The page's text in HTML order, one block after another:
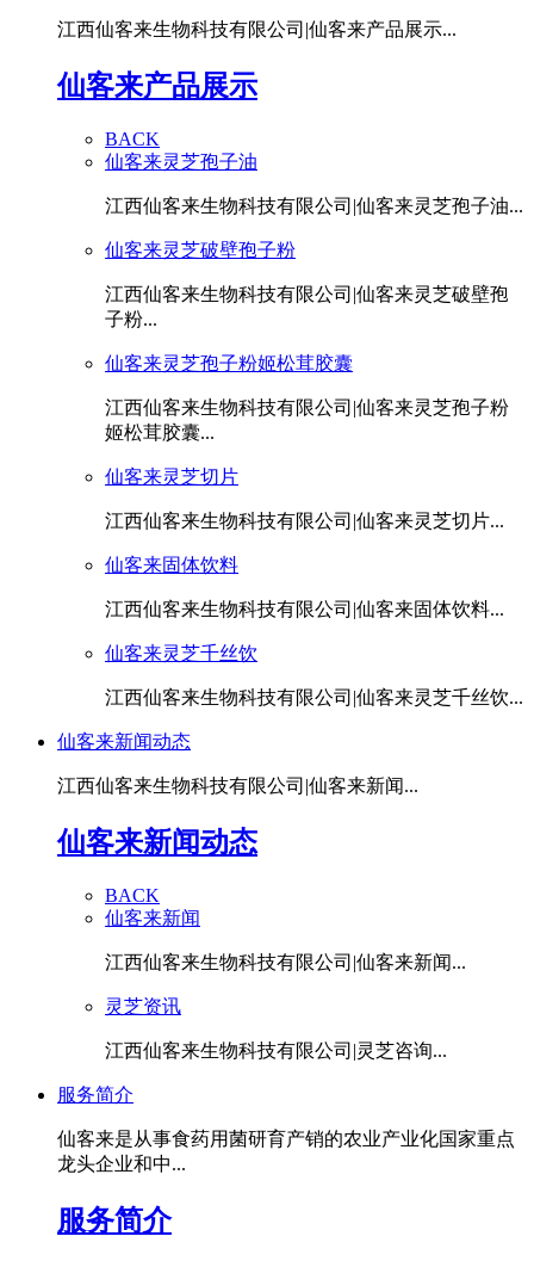
江西仙客来生物科技有限公司|仙客来产品展示...
仙客来产品展示
BACK
仙客来灵芝孢子油
江西仙客来生物科技有限公司|仙客来灵芝孢子油...
仙客来灵芝破壁孢子粉
江西仙客来生物科技有限公司|仙客来灵芝破壁孢
子粉...
仙客来灵芝孢子粉姬松茸胶囊
江西仙客来生物科技有限公司|仙客来灵芝孢子粉
姬松茸胶囊...
仙客来灵芝切片
江西仙客来生物科技有限公司|仙客来灵芝切片...
仙客来固体饮料
江西仙客来生物科技有限公司|仙客来固体饮料...
仙客来灵芝千丝饮
江西仙客来生物科技有限公司|仙客来灵芝千丝饮...
仙客来新闻动态
江西仙客来生物科技有限公司|仙客来新闻...
仙客来新闻动态
BACK
仙客来新闻
江西仙客来生物科技有限公司|仙客来新闻...
灵芝资讯
江西仙客来生物科技有限公司|灵芝咨询...
服务简介
仙客来是从事食药用菌研育产销的农业产业化国家重点
龙头企业和中...
服务简介